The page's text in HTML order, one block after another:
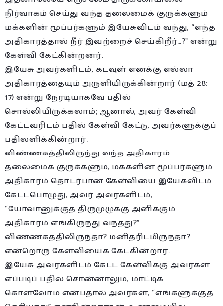
நிர்வாகம் செய்து வந்த தலைமைக் குருக்களும்
மக்களின் மூப்பர்களும் இயேசுவிடம் வந்து, “எந்த
அதிகாரத்தால் நீர் இவற்றைச் செய்கிறீர்…?” என்று
கேள்வி கேட்கின்றனர்.
இயேசு அவர்களிடம், கடவுள் எனக்கு எல்லா
அதிகாரத்தையும் அருளியிருக்கின்றார் (மத் 28:
17) என்று நேரடியாகவே பதில்
சொல்லியிருக்கலாம்; ஆனால், அவர் கேள்வி
கேட்டவரிடம் பதில் கேள்வி கேட்டு, அவர்களுக்குப்
பதிலளிக்கின்றார்.
விண்ணகத்திலிருந்து வந்த அதிகாரம்
தலைமைக் குருக்களும், மக்களின் மூப்பர்களும்
அதிகாரம் தொடர்பான கேள்வியை இயேசுவிடம்
கேட்டபொழுது, அவர் அவர்களிடம்,
“யோவானுக்குத் திருமுழுக்கு அளிக்கும்
அதிகாரம் எங்கிருந்து வந்தது?”
விண்ணகத்திலிருந்தா? மனிதரிடமிருந்தா?
என்றொரு கேள்வியைக் கேட்கின்றார்.
இயேசு அவர்களிடம் கேட்ட கேள்விக்கு அவர்கள்
எப்படிப் பதில் சொன்னாலும், மாட்டிக்
கொள்வோம் என்பதால் அவர்கள், “எங்களுக்குத்